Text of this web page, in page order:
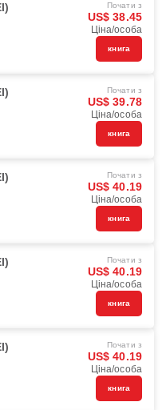
Почати з
US$ 38.45
Ціна/особа
книга
Почати з
US$ 39.78
Ціна/особа
книга
Почати з
US$ 40.19
Ціна/особа
книга
Почати з
US$ 40.19
Ціна/особа
книга
Почати з
US$ 40.19
Ціна/особа
книга